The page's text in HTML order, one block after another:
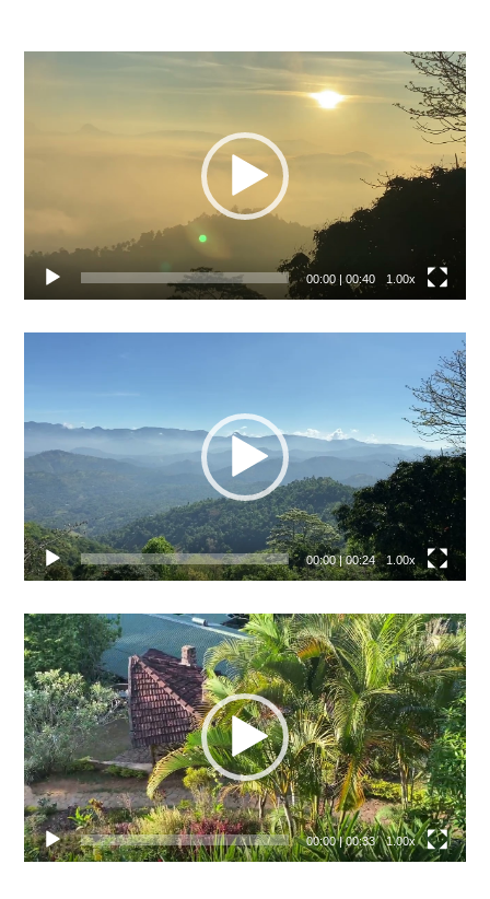
00:00|00:40 1.00x
00:00|00:24 1.00x
Video
přehrávač
00:00|00:33 1.00x